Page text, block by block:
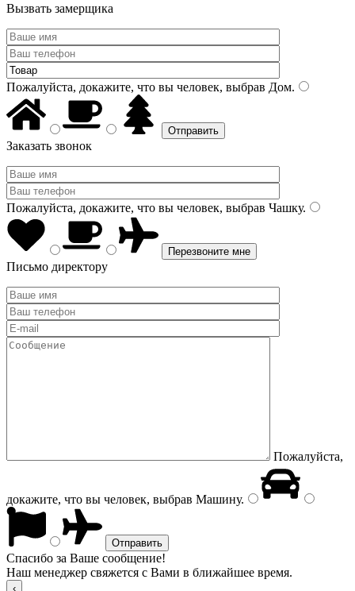
Вызвать замерщика
Пожалуйста, докажите, что вы человек, выбрав Дом.
Заказать звонок
Пожалуйста, докажите, что вы человек, выбрав Чашку.
Письмо директору
Пожалуйста,
докажите, что вы человек, выбрав Машину.
Спасибо за Ваше сообщение!
Наш менеджер свяжется с Вами в ближайшее время.